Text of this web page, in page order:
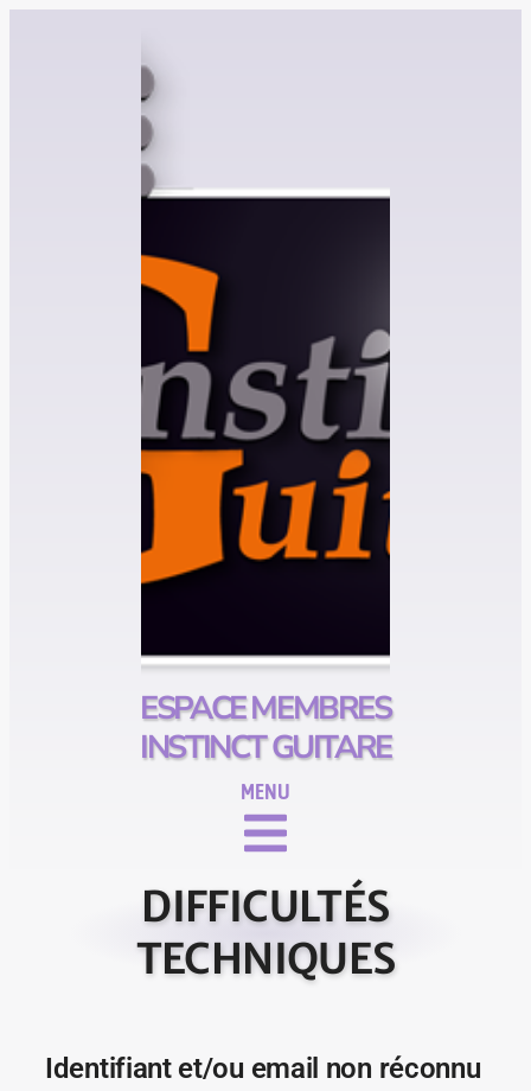
ESPACE MEMBRES
INSTINCT GUITARE
DIFFICULTÉS
TECHNIQUES
Identifiant et/ou email non réconnu